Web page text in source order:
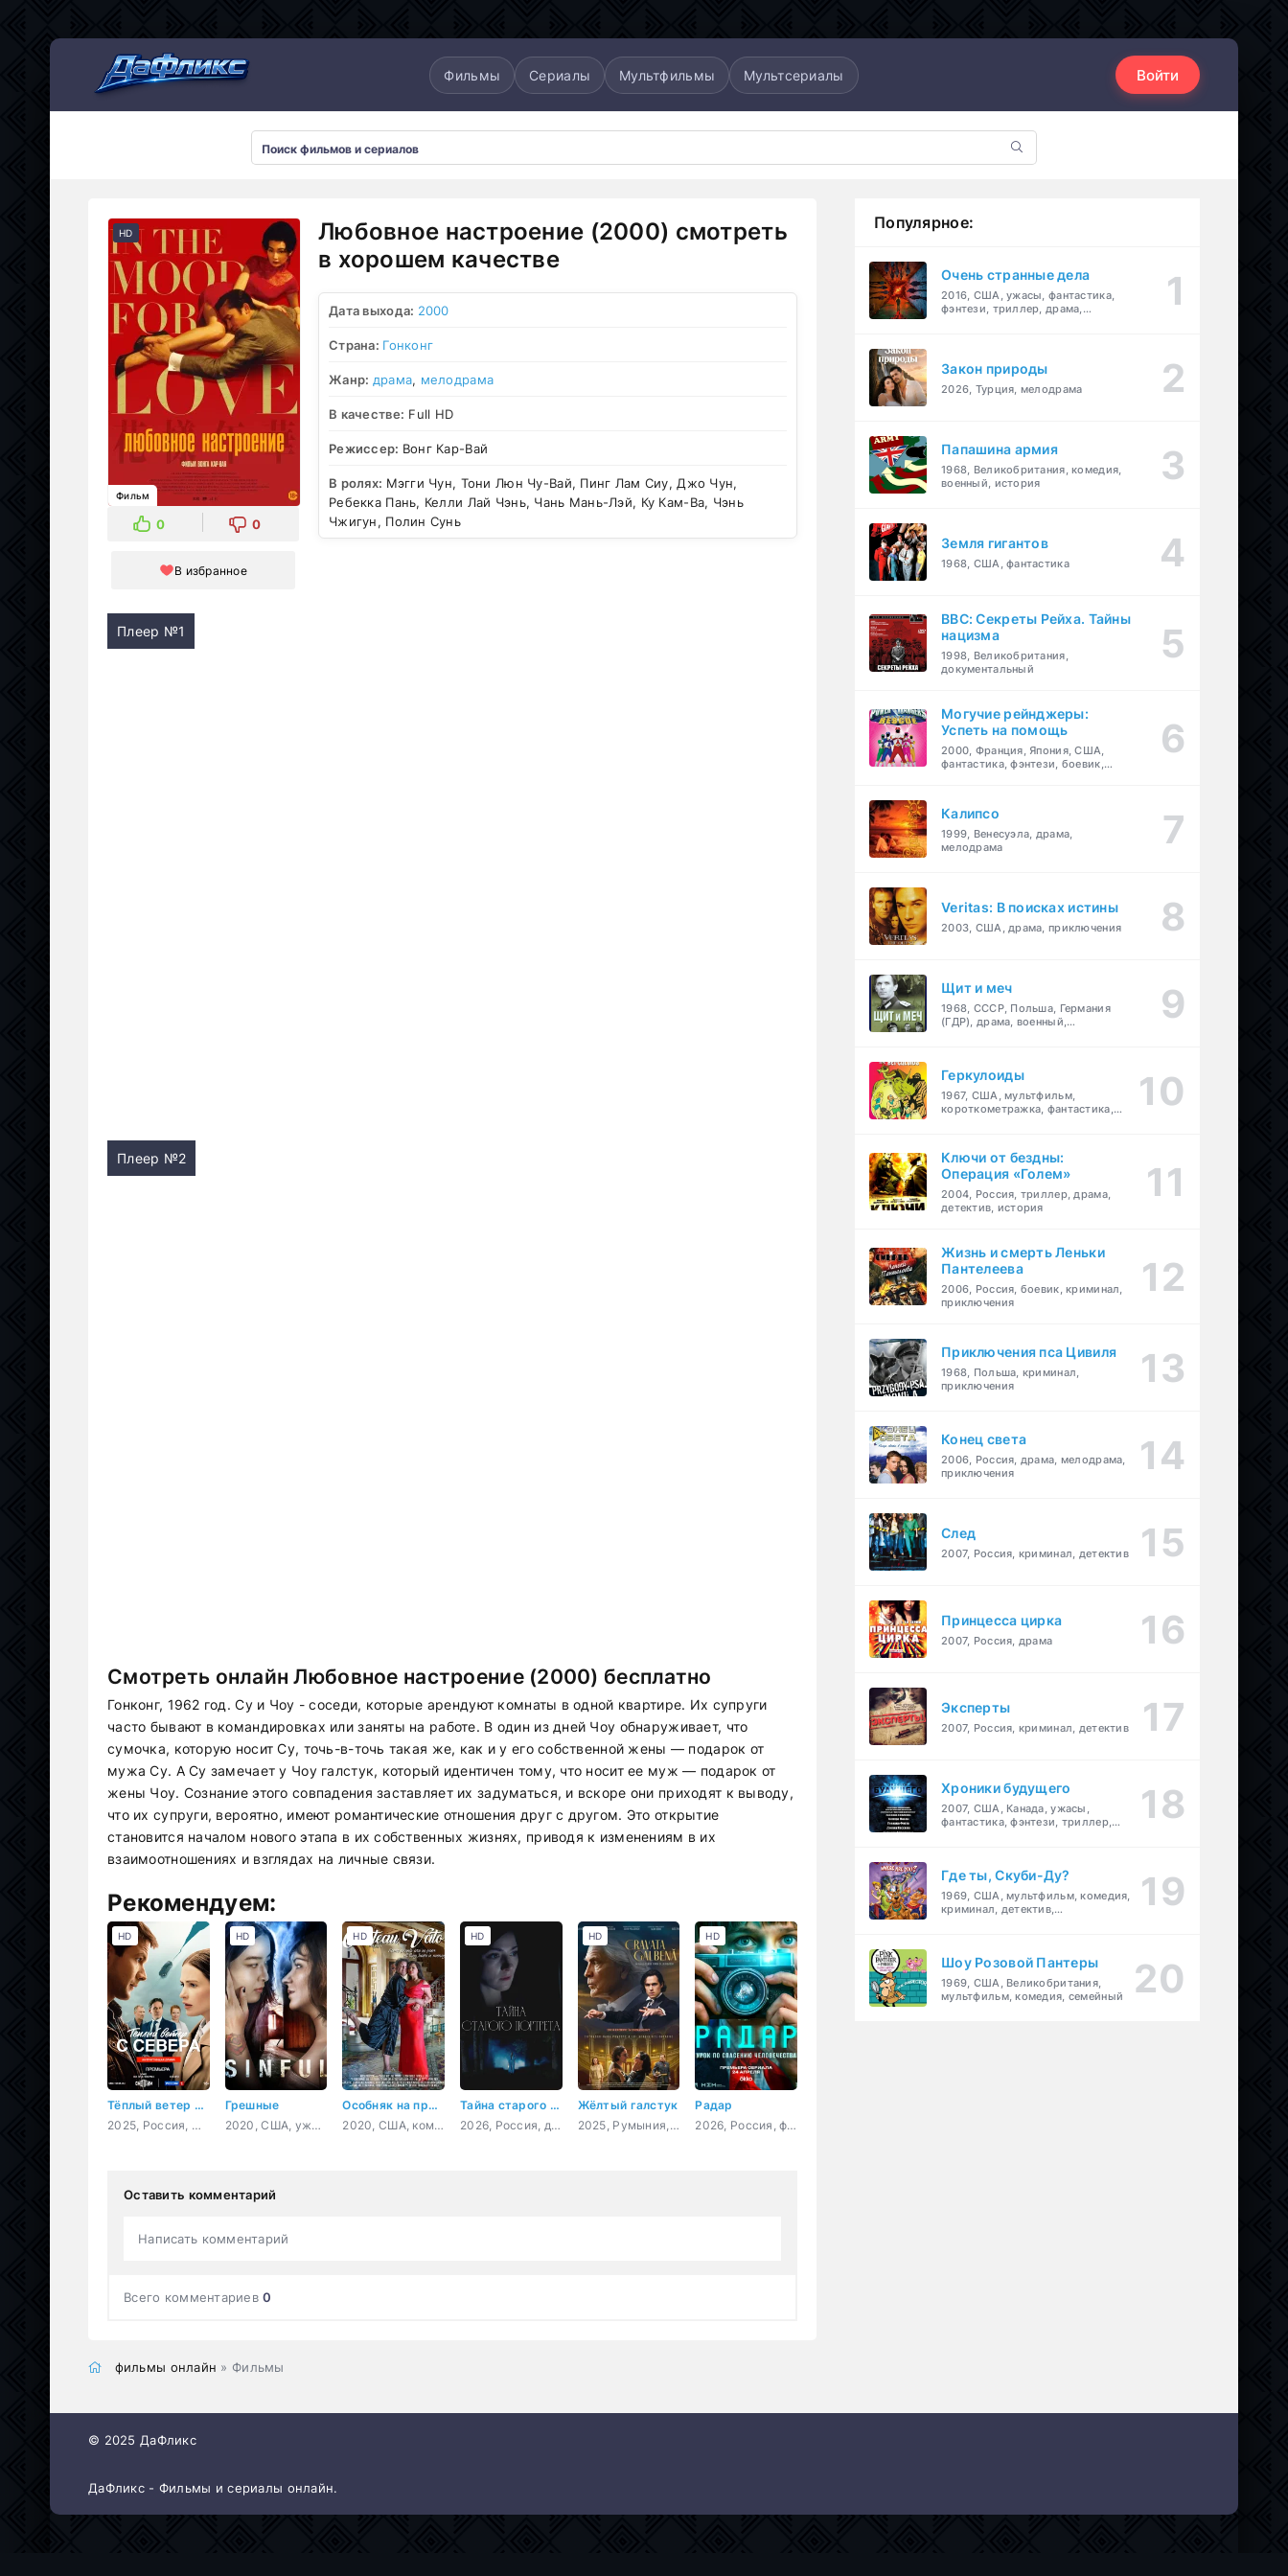
Фильмы Сериалы Мультфильмы Мультсериалы Войти
HD
Фильм
0 0
В избранное
Любовное настроение (2000) смотреть
в хорошем качестве
Дата выхода: 2000
Страна: Гонконг
Жанр: драма, мелодрама
В качестве: Full HD
Режиссер: Вонг Кар-Вай
В ролях: Мэгги Чун, Тони Люн Чу-Вай, Пинг Лам Сиу, Джо Чун,
Ребекка Пань, Келли Лай Чэнь, Чань Мань-Лэй, Ку Кам-Ва, Чэнь
Чжигун, Полин Сунь
Плеер №1
Плеер №2
Смотреть онлайн Любовное настроение (2000) бесплатно
Гонконг, 1962 год. Су и Чоу - соседи, которые арендуют комнаты в одной квартире. Их супруги
часто бывают в командировках или заняты на работе. В один из дней Чоу обнаруживает, что
сумочка, которую носит Су, точь-в-точь такая же, как и у его собственной жены — подарок от
мужа Су. А Су замечает у Чоу галстук, который идентичен тому, что носит ее муж — подарок от
жены Чоу. Сознание этого совпадения заставляет их задуматься, и вскоре они приходят к выводу,
что их супруги, вероятно, имеют романтические отношения друг с другом. Это открытие
становится началом нового этапа в их собственных жизнях, приводя к изменениям в их
взаимоотношениях и взглядах на личные связи.
Рекомендуем:
Тёплый ветер с севера
2025, Россия, мелодрама
HD
Грешные
2020, США, ужасы, триллер
HD
Особняк на прокат
2020, США, комедия
HD
Тайна старого портрета
2026, Россия, детектив, мелодрама, криминал
HD
Жёлтый галстук
2025, Румыния, драма, приключения, биография, музыка
HD
Радар
2026, Россия, фантастика, приключения, триллер
HD
Оставить комментарий
Написать комментарий
Всего комментариев0
фильмы онлайн » Фильмы
Популярное:
Очень странные дела
2016, США, ужасы, фантастика,
фэнтези, триллер, драма,
Закон природы
2026, Турция, мелодрама
Папашина армия
1968, Великобритания, комедия,
военный, история
Земля гигантов
1968, США, фантастика
BBC: Секреты Рейха. Тайны
нацизма
1998, Великобритания,
документальный
Могучие рейнджеры:
Успеть на помощь
2000, Франция, Япония, США,
фантастика, фэнтези, боевик,
Калипсо
1999, Венесуэла, драма,
мелодрама
Veritas: В поисках истины
2003, США, драма, приключения
Щит и меч
1968, СССР, Польша, Германия
(ГДР), драма, военный,
Геркулоиды
1967, США, мультфильм,
короткометражка, фантастика,
Ключи от бездны:
Операция «Голем»
2004, Россия, триллер, драма,
детектив, история
Жизнь и смерть Леньки
Пантелеева
2006, Россия, боевик, криминал,
приключения
Приключения пса Цивиля
1968, Польша, криминал,
приключения
Конец света
2006, Россия, драма, мелодрама,
приключения
След
2007, Россия, криминал, детектив
Принцесса цирка
2007, Россия, драма
Эксперты
2007, Россия, криминал, детектив
Хроники будущего
2007, США, Канада, ужасы,
фантастика, фэнтези, триллер,
Где ты, Скуби-Ду?
1969, США, мультфильм, комедия,
криминал, детектив,
Шоу Розовой Пантеры
1969, США, Великобритания,
мультфильм, комедия, семейный
© 2025 ДаФликс
ДаФликс - Фильмы и сериалы онлайн.
Мультсериалы